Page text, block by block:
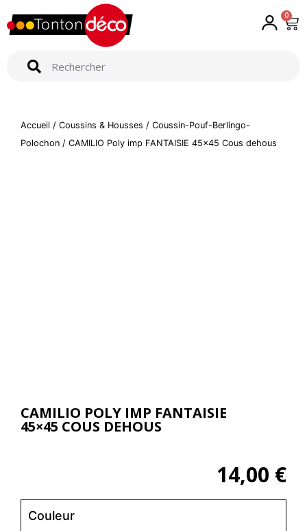
0
Accueil / Coussins & Housses / Coussin-Pouf-Berlingo-
Polochon / CAMILIO Poly imp FANTAISIE 45×45 Cous dehous
CAMILIO POLY IMP FANTAISIE
45×45 COUS DEHOUS
14,00 €
Couleur